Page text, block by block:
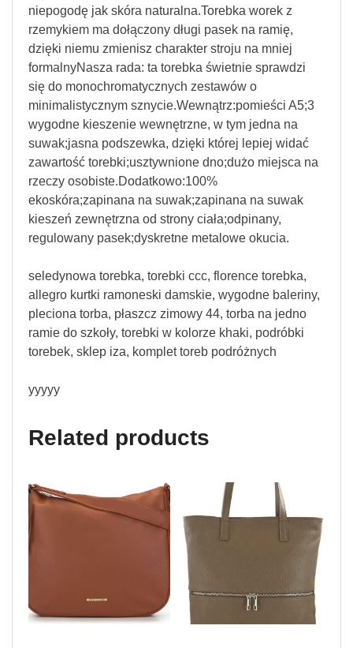
niepogodę jak skóra naturalna.Torebka worek z
rzemykiem ma dołączony długi pasek na ramię,
dzięki niemu zmienisz charakter stroju na mniej
formalnyNasza rada: ta torebka świetnie sprawdzi
się do monochromatycznych zestawów o
minimalistycznym sznycie.Wewnątrz:pomieści A5;3
wygodne kieszenie wewnętrzne, w tym jedna na
suwak;jasna podszewka, dzięki której lepiej widać
zawartość torebki;usztywnione dno;dużo miejsca na
rzeczy osobiste.Dodatkowo:100%
ekoskóra;zapinana na suwak;zapinana na suwak
kieszeń zewnętrzna od strony ciała;odpinany,
regulowany pasek;dyskretne metalowe okucia.
seledynowa torebka, torebki ccc, florence torebka,
allegro kurtki ramoneski damskie, wygodne baleriny,
pleciona torba, płaszcz zimowy 44, torba na jedno
ramie do szkoły, torebki w kolorze khaki, podróbki
torebek, sklep iza, komplet toreb podróżnych
yyyyy
Related products